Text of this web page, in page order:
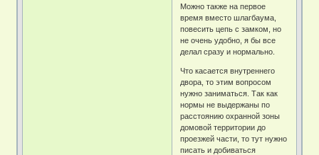
Можно также на первое
время вместо шлагбаума,
повесить цепь с замком, но
не очень удобно, я бы все
делал сразу и нормально.
Что касается внутреннего
двора, то этим вопросом
нужно заниматься. Так как
нормы не выдержаны по
расстоянию охранной зоны
домовой территории до
проезжей части, то тут нужно
писать и добиваться